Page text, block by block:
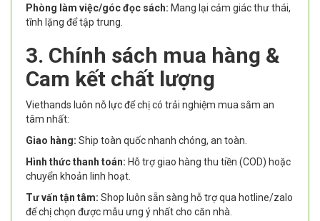
Phòng làm việc/góc đọc sách: Mang lại cảm giác thư thái,
tĩnh lặng để tập trung.
3. Chính sách mua hàng &
Cam kết chất lượng
Viethands luôn nỗ lực để chị có trải nghiệm mua sắm an
tâm nhất:
Giao hàng: Ship toàn quốc nhanh chóng, an toàn.
Hình thức thanh toán: Hỗ trợ giao hàng thu tiền (COD) hoặc
chuyển khoản linh hoạt.
Tư vấn tận tâm: Shop luôn sẵn sàng hỗ trợ qua hotline/zalo
để chị chọn được mẫu ưng ý nhất cho căn nhà.